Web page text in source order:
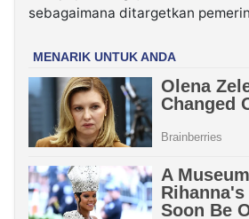
sebagaimana ditargetkan